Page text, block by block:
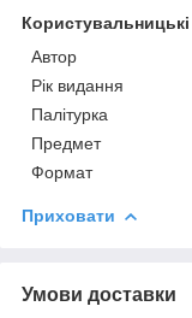
Автор
Рік видання
Палітурка
Предмет
Формат
Приховати
Умови доставки